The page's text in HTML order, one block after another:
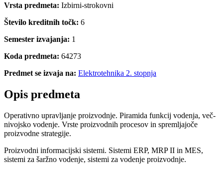
Vrsta predmeta: Izbirni-strokovni
Število kreditnih točk: 6
Semester izvajanja: 1
Koda predmeta: 64273
Predmet se izvaja na: Elektrotehnika 2. stopnja
Opis predmeta
Operativno upravljanje proizvodnje. Piramida funkcij vodenja, več-
nivojsko vodenje. Vrste proizvodnih procesov in spremljajoče
proizvodne strategije.
Proizvodni informacijski sistemi. Sistemi ERP, MRP II in MES,
sistemi za šaržno vodenje, sistemi za vodenje proizvodnje.